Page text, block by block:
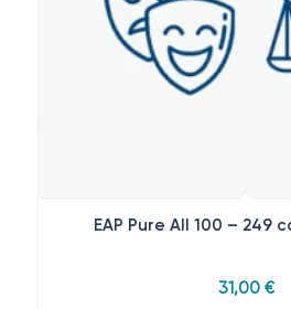
EAP Pure All 100 – 249
31,00€